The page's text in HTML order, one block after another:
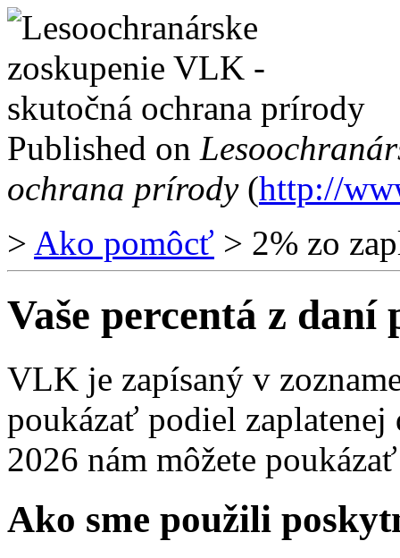
Published on
ochrana prírody(http://
> Ako pomôcť > 2% zo
Vaše percentá z daní
VLK je zapísaný v
poukázať podiel zaplatenej
2026 nám môžete
Ako sme použili